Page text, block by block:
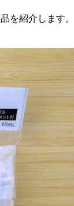
を紹介します。